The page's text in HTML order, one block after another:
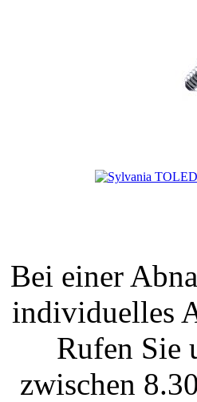
Bei einer
individuelles
Rufen Sie
zwischen